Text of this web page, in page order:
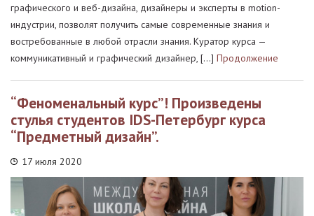
графического и веб-дизайна, дизайнеры и эксперты в motion-
индустрии, позволят получить самые современные знания и
востребованные в любой отрасли знания. Куратор курса —
коммуникативный и графический дизайнер, […] Продолжение
“Феноменальный курс”! Произведены
стулья студентов IDS-Петербург курса
“Предметный дизайн”.
17 июля 2020